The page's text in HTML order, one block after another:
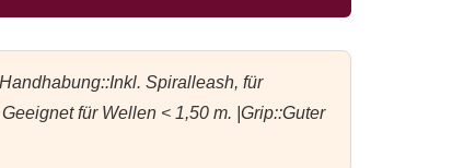
Spiralleash, für
für Wellen < 1,50 m. |Grip::Guter